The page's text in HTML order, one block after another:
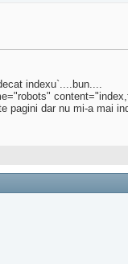
indexu`....bun....
pagini dar nu mi-a mai